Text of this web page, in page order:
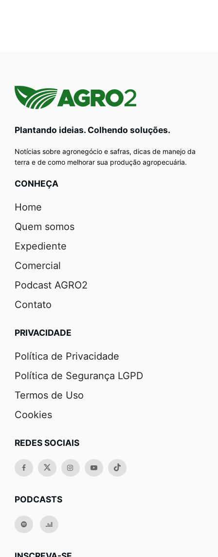
Plantando ideias. Colhendo soluções.
Notícias sobre agronegócio e safras, dicas de manejo da
terra e de como melhorar sua produção agropecuária.
CONHEÇA
Home
Quem somos
Expediente
Comercial
Podcast AGRO2
Contato
PRIVACIDADE
Política de Privacidade
Política de Segurança LGPD
Termos de Uso
Cookies
REDES SOCIAIS
PODCASTS